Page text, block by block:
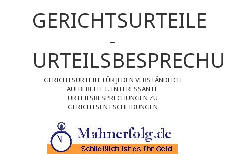
GERICHTSURTEILE
-
GERICHTSURTEILE FÜR JEDEN VERSTÄNDLICH
AUFBEREITET. INTERESSANTE
URTEILSBESPRECHUNGEN ZU
GERICHTSENTSCHEIDUNGEN